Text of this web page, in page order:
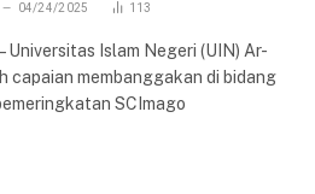
04/24/2025 113
Universitas Islam Negeri (UIN) Ar-
capaian membanggakan di bidang
SCImago